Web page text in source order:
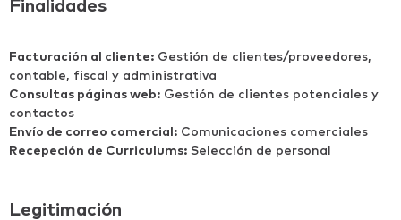
Finalidades
Facturación al cliente: Gestión de clientes/proveedores,
contable, fiscal y administrativa
Consultas páginas web: Gestión de clientes potenciales y
contactos
Envío de correo comercial: Comunicaciones comerciales
Recepeción de Curriculums: Selección de personal
Legitimación